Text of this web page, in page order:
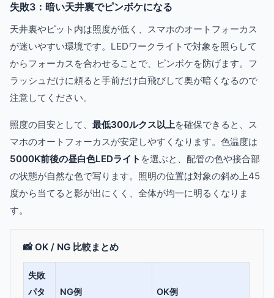
失敗3：暗い天井裏でピンボケになる
天井裏やピット内は照度が低く、スマホのオートフォーカス
が迷いやすい環境です。LEDワークライトで対象を照らして
からフォーカスを合わせることで、ピンボケを防げます。フ
ラッシュだけに頼ると手前だけ白飛びして奥が暗くなるので
注意してください。
照度の目安として、 最低300ルクス以上を確保できると、ス
マホのオートフォーカスが安定しやすくなります。色温度は
5000K前後の昼白色LEDライト を選ぶと、配管の色や接合部
の状態が自然な色で写ります。照明の位置は対象の斜め上45
度から当てると影が出にくく、全体が均一に明るくなりま
す。
📸 OK / NG 比較まとめ
失敗
パタ
NG例 OK例